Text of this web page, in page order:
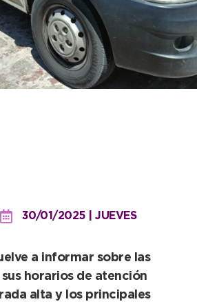
30/01/2025 | JUEVES
a informar sobre las
horarios de atención
alta y los principales